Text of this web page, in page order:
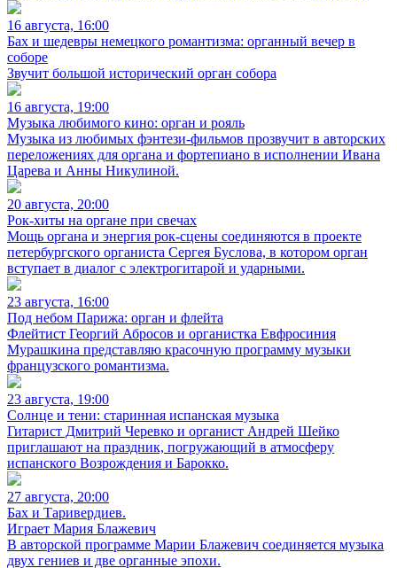
16 августа, 16:00
Бах и шедевры немецкого романтизма: органный вечер в
соборе
Звучит большой исторический орган собора
16 августа, 19:00
Музыка любимого кино: орган и рояль
Музыка из любимых фэнтези-фильмов прозвучит в авторских
переложениях для органа и фортепиано в исполнении Ивана
Царева и Анны Никулиной.
20 августа, 20:00
Рок-хиты на органе при свечах
Мощь органа и энергия рок-сцены соединяются в проекте
петербургского органиста Сергея Буслова, в котором орган
вступает в диалог с электрогитарой и ударными.
23 августа, 16:00
Под небом Парижа: орган и флейта
Флейтист Георгий Абросов и органистка Евфросиния
Мурашкина представляю красочную программу музыки
французского романтизма.
23 августа, 19:00
Солнце и тени: старинная испанская музыка
Гитарист Дмитрий Черевко и органист Андрей Шейко
приглашают на праздник, погружающий в атмосферу
испанского Возрождения и Барокко.
27 августа, 20:00
Бах и Таривердиев.
Играет Мария Блажевич
В авторской программе Марии Блажевич соединяется музыка
двух гениев и две органные эпохи.